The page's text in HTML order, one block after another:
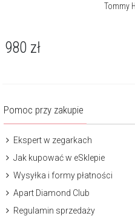
Tommy
980 zł
Pomoc przy zakupie
Ekspert w zegarkach
Jak kupować w eSklepie
Wysyłka i formy płatności
Apart Diamond Club
Regulamin sprzedaży